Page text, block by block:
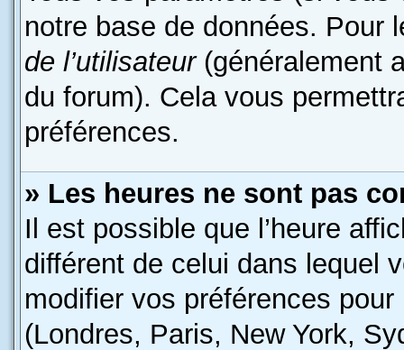
notre base de données.
de l’utilisateur(généralement
du forum). Cela vous
préférences.
» Les heures ne sont pas
Il est possible que l’heure
différent de celui dans lequel
modifier vos préférences
(Londres, Paris, New York,